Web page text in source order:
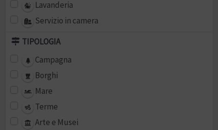
Lavanderia
Servizio in camera
TIPOLOGIA
Campagna
Borghi
Mare
Terme
Arte e Musei